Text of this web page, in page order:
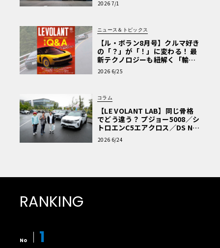
2026 7/1
ニュース＆トピックス
【ル・ボラン8月号】クルマ好き
の「？」が「！」に変わる！ 最
新テクノロジーも紐解く「輸入
車Q&A」
2026 6/25
コラム
【LE VOLANT LAB】同じ骨格
でどう違う？ プジョー5008／シ
トロエンC5エアクロス／DS Nº4
読者一気乗りレポート
2026 6/24
RANKING
No 1